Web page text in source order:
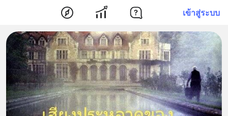
เข้าสู่ระบบ